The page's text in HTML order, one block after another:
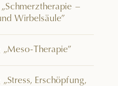
–
Wirbelsäule”
Therapie”
Erschöpfung,